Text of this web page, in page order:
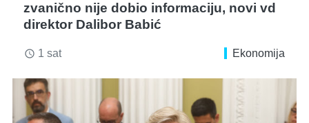
zvanično nije dobio informaciju, novi vd
direktor Dalibor Babić
access_time 1 sat Ekonomija